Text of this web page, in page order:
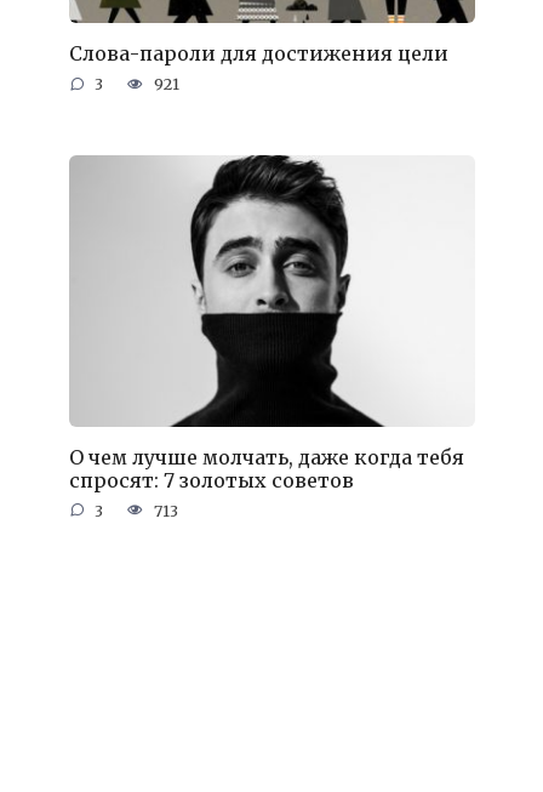
Слова-пароли для достижения цели
3 921
О чем лучше молчать, даже когда тебя
спросят: 7 золотых советов
3 713